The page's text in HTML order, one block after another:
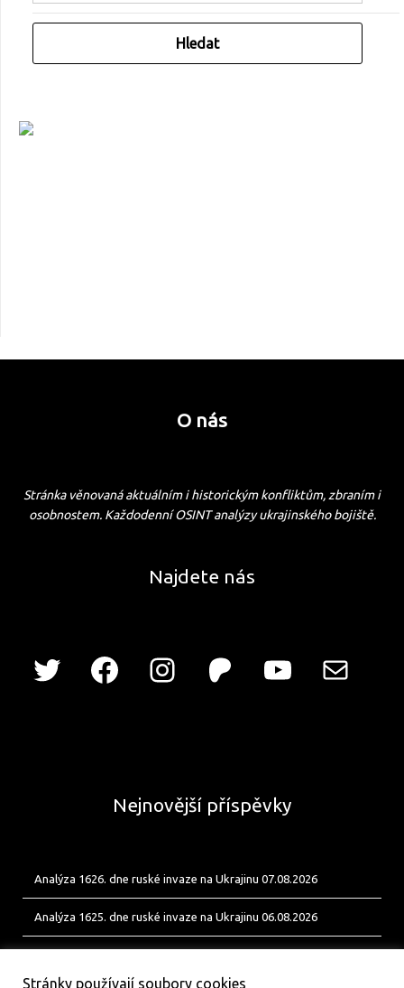
O nás
Stránka věnovaná aktuálním i historickým konfliktům, zbraním i
osobnostem. Každodenní OSINT analýzy ukrajinského bojiště.
Najdete nás
Nejnovější příspěvky
Analýza 1626. dne ruské invaze na Ukrajinu 07.08.2026
Analýza 1625. dne ruské invaze na Ukrajinu 06.08.2026
Stránky používají soubory cookies